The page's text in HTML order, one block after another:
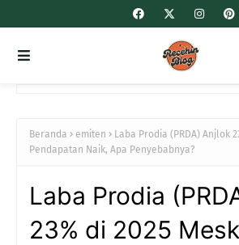
Beranda emiten
Laba Prodia (PRDA) Anjlok
Pendapatan Naik, Apa Penyebabnya?
Laba Prodia
23% di 2025